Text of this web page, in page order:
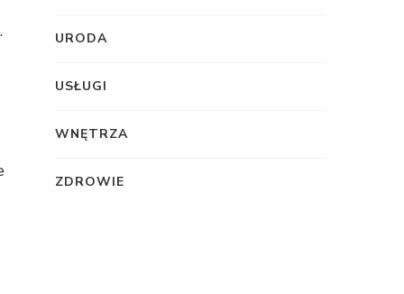
URODA
USŁUGI
WNĘTRZA
ZDROWIE